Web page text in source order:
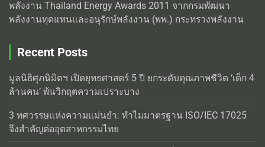
พลังงาน Thailand Energy Awards 2011 จากกรมพัฒนา
พลังงานทุดแทนและอนุรักษ์พลังงาน (พพ.) กระทรวงพลังงาน
Recent Posts
มูลนิธิศุภนิมิตฯ เปิดยุทธศาสตร์ 5 ปี ยกระดับคุณภาพชีวิต ‘เด็ก 4
ล้านคน’ พ้นวิกฤตความเปราะบาง
3 ทศวรรษแห่งความแม่นยำ: ทำไมมาตรฐาน ISO/IEC 17025
จึงสำคัญต่ออุตสาหกรรมไทย